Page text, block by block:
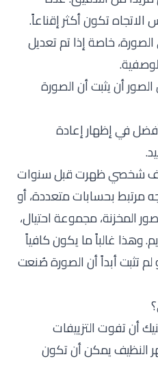
تكون أكثر إقناعاً.
خاصة إذا تم تعديل
أن يثبت أن الصورة
في إظهار إعادة
شخصي ظهرت قبل سنوات
مرتبط بحسابات متعددة، أو
المخزنة، مجموعة احتيال،
غالباً ما يكون كافياً
تثبت أبداً أن الصورة صُنعت
أن تفوت التزييفات
النظيف يمكن أن تكون